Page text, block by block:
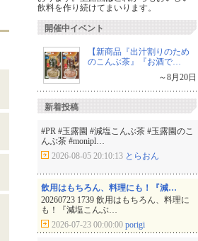
飲料を作り続けてまいります。
開催中イベント
【新商品『出汁割りのため
のこんぶ茶』『お酒で…
～8月20日
新着投稿
#PR #玉露園 #減塩こんぶ茶 #玉露園のこ
んぶ茶 #monipl…
2026-08-05 20:10:13 とらおん
飲用はもちろん、料理にも！『減…
20260723 1739 飲用はもちろん、料理に
も！『減塩こんぶ…
2026-07-23 00:00:00 porigi